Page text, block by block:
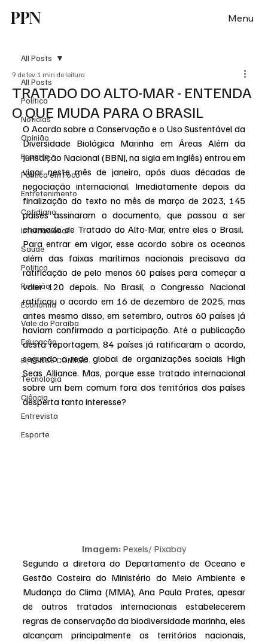
PPN Menu
All Posts
Política
Notícias
Opinião
Esporte
Politica em Foco
Entretenimento
Cotidiano
Internacional
Saúde
Politica
Religião
Economia
Vale do Paraiba
Educação
EI, PENSE COMIGO.
Tecnologia
Ciência
Entrevista
Esporte
All Posts
TRATADO DO ALTO-MAR - ENTENDA
O QUE MUDA PARA O BRASIL
9 de fev. 1 min de leitura
O Acordo sobre a Conservação e o Uso Sustentável da
Diversidade Biológica Marinha em Áreas Além da
Jurisdição Nacional (BBNJ, na sigla em inglês) entrou em
vigor neste mês de janeiro, após duas décadas de
negociação internacional. Imediatamente depois da
finalização do texto no mês de março de 2023, 145
países assinaram o documento, que passou a ser
chamado de Tratado do Alto-Mar, entre eles o Brasil.
Para entrar em vigor, esse acordo sobre os oceanos
além das faixas marítimas nacionais precisava da
ratificação de pelo menos 60 países para começar a
valer 120 depois. No Brasil, o Congresso Nacional
ratificou o acordo em 16 de dezembro de 2025, mas
antes mesmo disso, em setembro, outros 60 países já
haviam confirmado a participação. Até a publicação
desta reportagem, 84 países já ratificaram o acordo,
segundo a rede global de organizações sociais High
Seas Alliance. Mas, porque esse tratado internacional
sobre um bem comum fora dos territórios dos países
desperta tanto interesse?
Imagem: Pexels/ Pixabay
Segundo a diretora do Departamento de Oceano e
Gestão Costeira do Ministério do Meio Ambiente e
Mudança do Clima (MMA), Ana Paula Prates, apesar
de outros tratados internacionais estabelecerem
regras de conservação da biodiversidade marinha, eles
alcançam principalmente os territórios nacionais,